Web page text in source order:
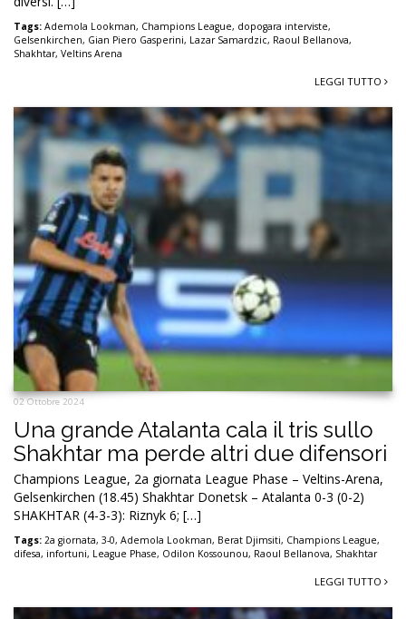
Tags: Ademola Lookman, Champions League, dopogara interviste,
Gelsenkirchen, Gian Piero Gasperini, Lazar Samardzic, Raoul Bellanova,
Shakhtar, Veltins Arena
LEGGI TUTTO
02 Ottobre 2024
Una grande Atalanta cala il tris sullo
Shakhtar ma perde altri due difensori
Champions League, 2a giornata League Phase – Veltins-Arena,
Gelsenkirchen (18.45) Shakhtar Donetsk – Atalanta 0-3 (0-2)
SHAKHTAR (4-3-3): Riznyk 6; […]
Tags: 2a giornata, 3-0, Ademola Lookman, Berat Djimsiti, Champions League,
difesa, infortuni, League Phase, Odilon Kossounou, Raoul Bellanova, Shakhtar
LEGGI TUTTO